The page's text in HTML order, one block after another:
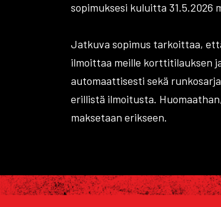
sopimuksesi kuluitta 31.5.2026
Jatkuva sopimus tarkoittaa,
ilmoittaa meille korttitilauksen
automaattisesti sekä
erillistä ilmoitusta.
maksetaan erikseen.